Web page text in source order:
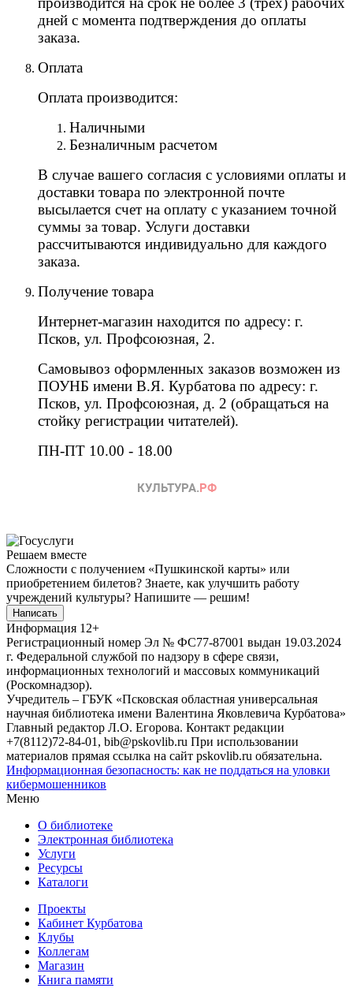
дней с момента подтверждения до оплаты
заказа.
Оплата
Оплата производится:
Наличными
Безналичным расчетом
В случае вашего согласия с условиями оплаты и
доставки товара по электронной почте
высылается счет на оплату с указанием точной
суммы за товар. Услуги доставки
рассчитываются индивидуально для каждого
заказа.
Получение товара
Интернет-магазин находится по адресу: г.
Псков, ул. Профсоюзная, 2.
Самовывоз оформленных заказов возможен из
ПОУНБ имени В.Я. Курбатова по адресу: г.
Псков, ул. Профсоюзная, д. 2 (обращаться на
стойку регистрации читателей).
ПН-ПТ 10.00 - 18.00
Решаем вместе
Сложности с получением «Пушкинской карты» или
приобретением билетов? Знаете, как улучшить работу
учреждений культуры? Напишите — решим!
Написать
Информация 12+
Регистрационный номер Эл № ФС77-87001 выдан 19.03.2024
г. Федеральной службой по надзору в сфере связи,
информационных технологий и массовых коммуникаций
(Роскомнадзор).
Учредитель – ГБУК «Псковская областная универсальная
научная библиотека имени Валентина Яковлевича Курбатова»
Главный редактор Л.О. Егорова. Контакт редакции
+7(8112)72-84-01, bib@pskovlib.ru При использовании
материалов прямая ссылка на сайт pskovlib.ru обязательна.
Информационная безопасность: как не поддаться на уловки
кибермошенников
Меню
О библиотеке
Электронная библиотека
Услуги
Ресурсы
Каталоги
Проекты
Кабинет Курбатова
Клубы
Коллегам
Магазин
Книга памяти